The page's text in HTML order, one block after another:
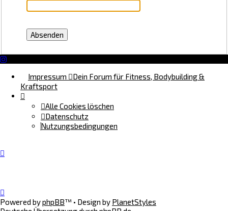
Impressum
Dein Forum für Fitness, Bodybuilding &
Kraftsport
Alle Cookies löschen
Datenschutz
Nutzungsbedingungen
Powered byphpBB™ • Design by PlanetStyles